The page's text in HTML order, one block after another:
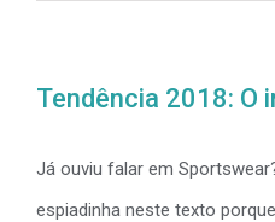
Tendência 2018: O
Já ouviu falar em
espiadinha neste texto